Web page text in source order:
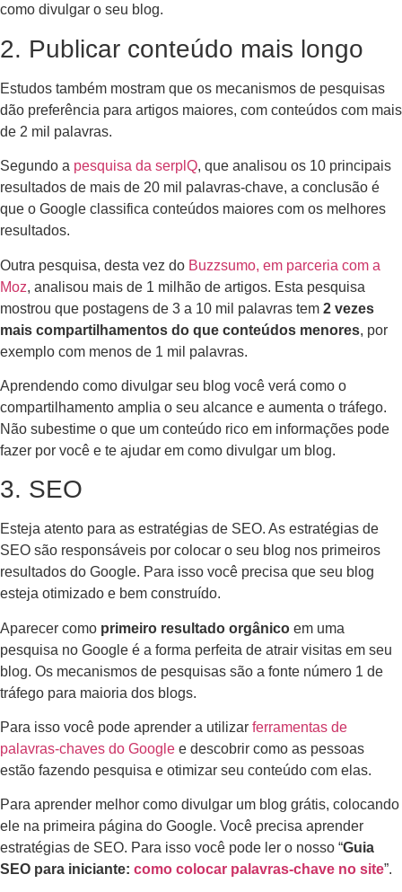
como divulgar o seu blog.
2. Publicar conteúdo mais longo
Estudos também mostram que os mecanismos de pesquisas
dão preferência para artigos maiores, com conteúdos com mais
de 2 mil palavras.
Segundo a pesquisa da serplQ, que analisou os 10 principais
resultados de mais de 20 mil palavras-chave, a conclusão é
que o Google classifica conteúdos maiores com os melhores
resultados.
Outra pesquisa, desta vez do Buzzsumo, em parceria com a
Moz, analisou mais de 1 milhão de artigos. Esta pesquisa
mostrou que postagens de 3 a 10 mil palavras tem 2 vezes
mais compartilhamentos do que conteúdos menores, por
exemplo com menos de 1 mil palavras.
Aprendendo como divulgar seu blog você verá como o
compartilhamento amplia o seu alcance e aumenta o tráfego.
Não subestime o que um conteúdo rico em informações pode
fazer por você e te ajudar em como divulgar um blog.
3. SEO
Esteja atento para as estratégias de SEO. As estratégias de
SEO são responsáveis por colocar o seu blog nos primeiros
resultados do Google. Para isso você precisa que seu blog
esteja otimizado e bem construído.
Aparecer como primeiro resultado orgânico em uma
pesquisa no Google é a forma perfeita de atrair visitas em seu
blog. Os mecanismos de pesquisas são a fonte número 1 de
tráfego para maioria dos blogs.
Para isso você pode aprender a utilizar ferramentas de
palavras-chaves do Google e descobrir como as pessoas
estão fazendo pesquisa e otimizar seu conteúdo com elas.
Para aprender melhor como divulgar um blog grátis, colocando
ele na primeira página do Google. Você precisa aprender
estratégias de SEO. Para isso você pode ler o nosso “Guia
SEO para iniciante: como colocar palavras-chave no site”.